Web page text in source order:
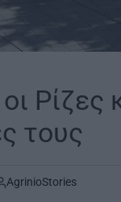
Ρίζες
τους
AgrinioStories